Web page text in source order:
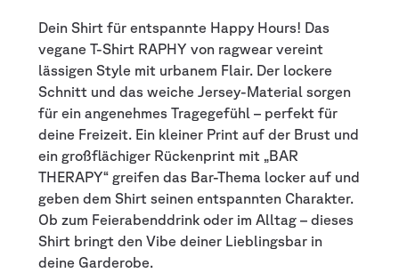
Dein Shirt für entspannte Happy Hours! Das
vegane T-Shirt RAPHY von ragwear vereint
lässigen Style mit urbanem Flair. Der lockere
Schnitt und das weiche Jersey-Material sorgen
für ein angenehmes Tragegefühl – perfekt für
deine Freizeit. Ein kleiner Print auf der Brust und
ein großflächiger Rückenprint mit „BAR
THERAPY“ greifen das Bar-Thema locker auf und
geben dem Shirt seinen entspannten Charakter.
Ob zum Feierabenddrink oder im Alltag – dieses
Shirt bringt den Vibe deiner Lieblingsbar in
deine Garderobe.